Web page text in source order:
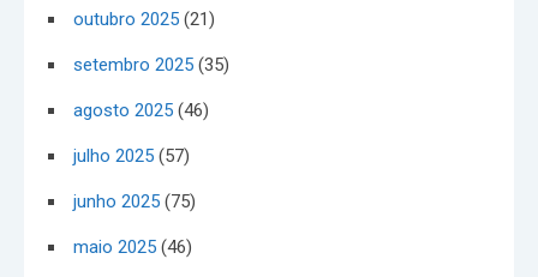
outubro 2025 (21)
setembro 2025 (35)
agosto 2025 (46)
julho 2025 (57)
junho 2025 (75)
maio 2025 (46)